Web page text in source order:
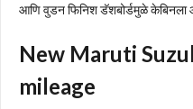
आणि वुडन फिनिश डॅशबोर्डमुळे केबिनला
New Maruti
mileage